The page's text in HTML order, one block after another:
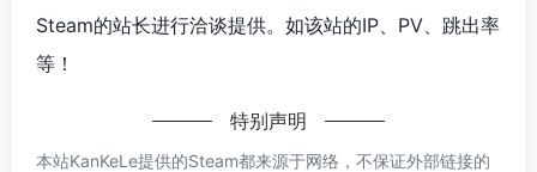
Steam的站长进行洽谈提供。如该站的IP、PV、跳出率
等！
特别声明
本站KanKeLe提供的Steam都来源于网络，不保证外部链接的